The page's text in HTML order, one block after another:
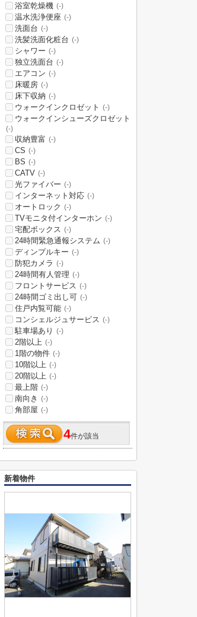
浴室乾燥機 (-)
温水洗浄便座 (-)
洗面台 (-)
洗髪洗面化粧台 (-)
シャワー (-)
独立洗面台 (-)
エアコン (-)
床暖房 (-)
床下収納 (-)
ウォークインクロゼット (-)
ウォークインシューズクロゼット
(-)
収納豊富 (-)
CS (-)
BS (-)
CATV (-)
光ファイバー (-)
インターネット対応 (-)
オートロック (-)
TVモニタ付インターホン (-)
宅配ボックス (-)
24時間緊急通報システム (-)
ディンプルキー (-)
防犯カメラ (-)
24時間有人管理 (-)
フロントサービス (-)
24時間ゴミ出し可 (-)
住戸内覧可能 (-)
コンシェルジュサービス (-)
駐車場あり (-)
2階以上 (-)
1階の物件 (-)
10階以上 (-)
20階以上 (-)
最上階 (-)
南向き (-)
角部屋 (-)
4件が該当
新着物件